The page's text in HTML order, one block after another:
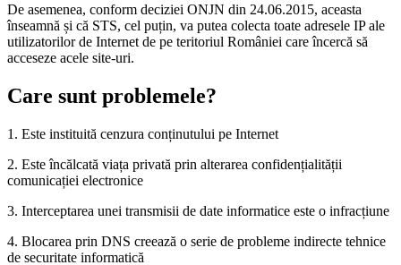
De asemenea, conform deciziei ONJN din 24.06.2015, aceasta
înseamnă și că STS, cel puțin, va putea colecta toate adresele IP ale
utilizatorilor de Internet de pe teritoriul României care încercă să
acceseze acele site-uri.
Care sunt problemele?
1. Este instituită cenzura conținutului pe Internet
2. Este încălcată viața privată prin alterarea confidențialității
comunicației electronice
3. Interceptarea unei transmisii de date informatice este o infracțiune
4. Blocarea prin DNS creează o serie de probleme indirecte tehnice
de securitate informatică